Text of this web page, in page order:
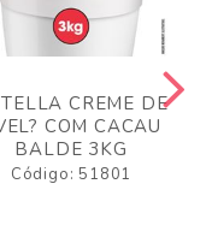
CREME DE
COM CACAU
BALDE 3KG
Código: 51801